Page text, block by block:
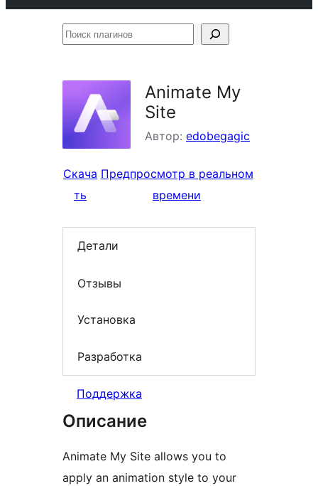
Поиск
Animate My
Site
Автор: edobegagic
Скача
ть
Предпросмотр в реальном
времени
Детали
Отзывы
Установка
Разработка
Поддержка
Описание
Animate My Site allows you to
apply an animation style to your